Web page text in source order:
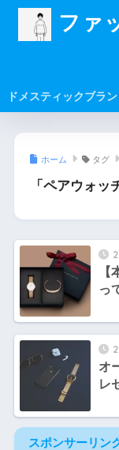
ファ
ドメスティックブラ
ホーム タグ
「ペアウォッ
っ
オ
レ
スポンサーリン